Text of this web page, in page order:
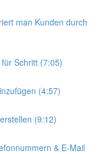
man Kunden durch
Schritt (7:05)
(4:57)
(9:12)
& E-Mail